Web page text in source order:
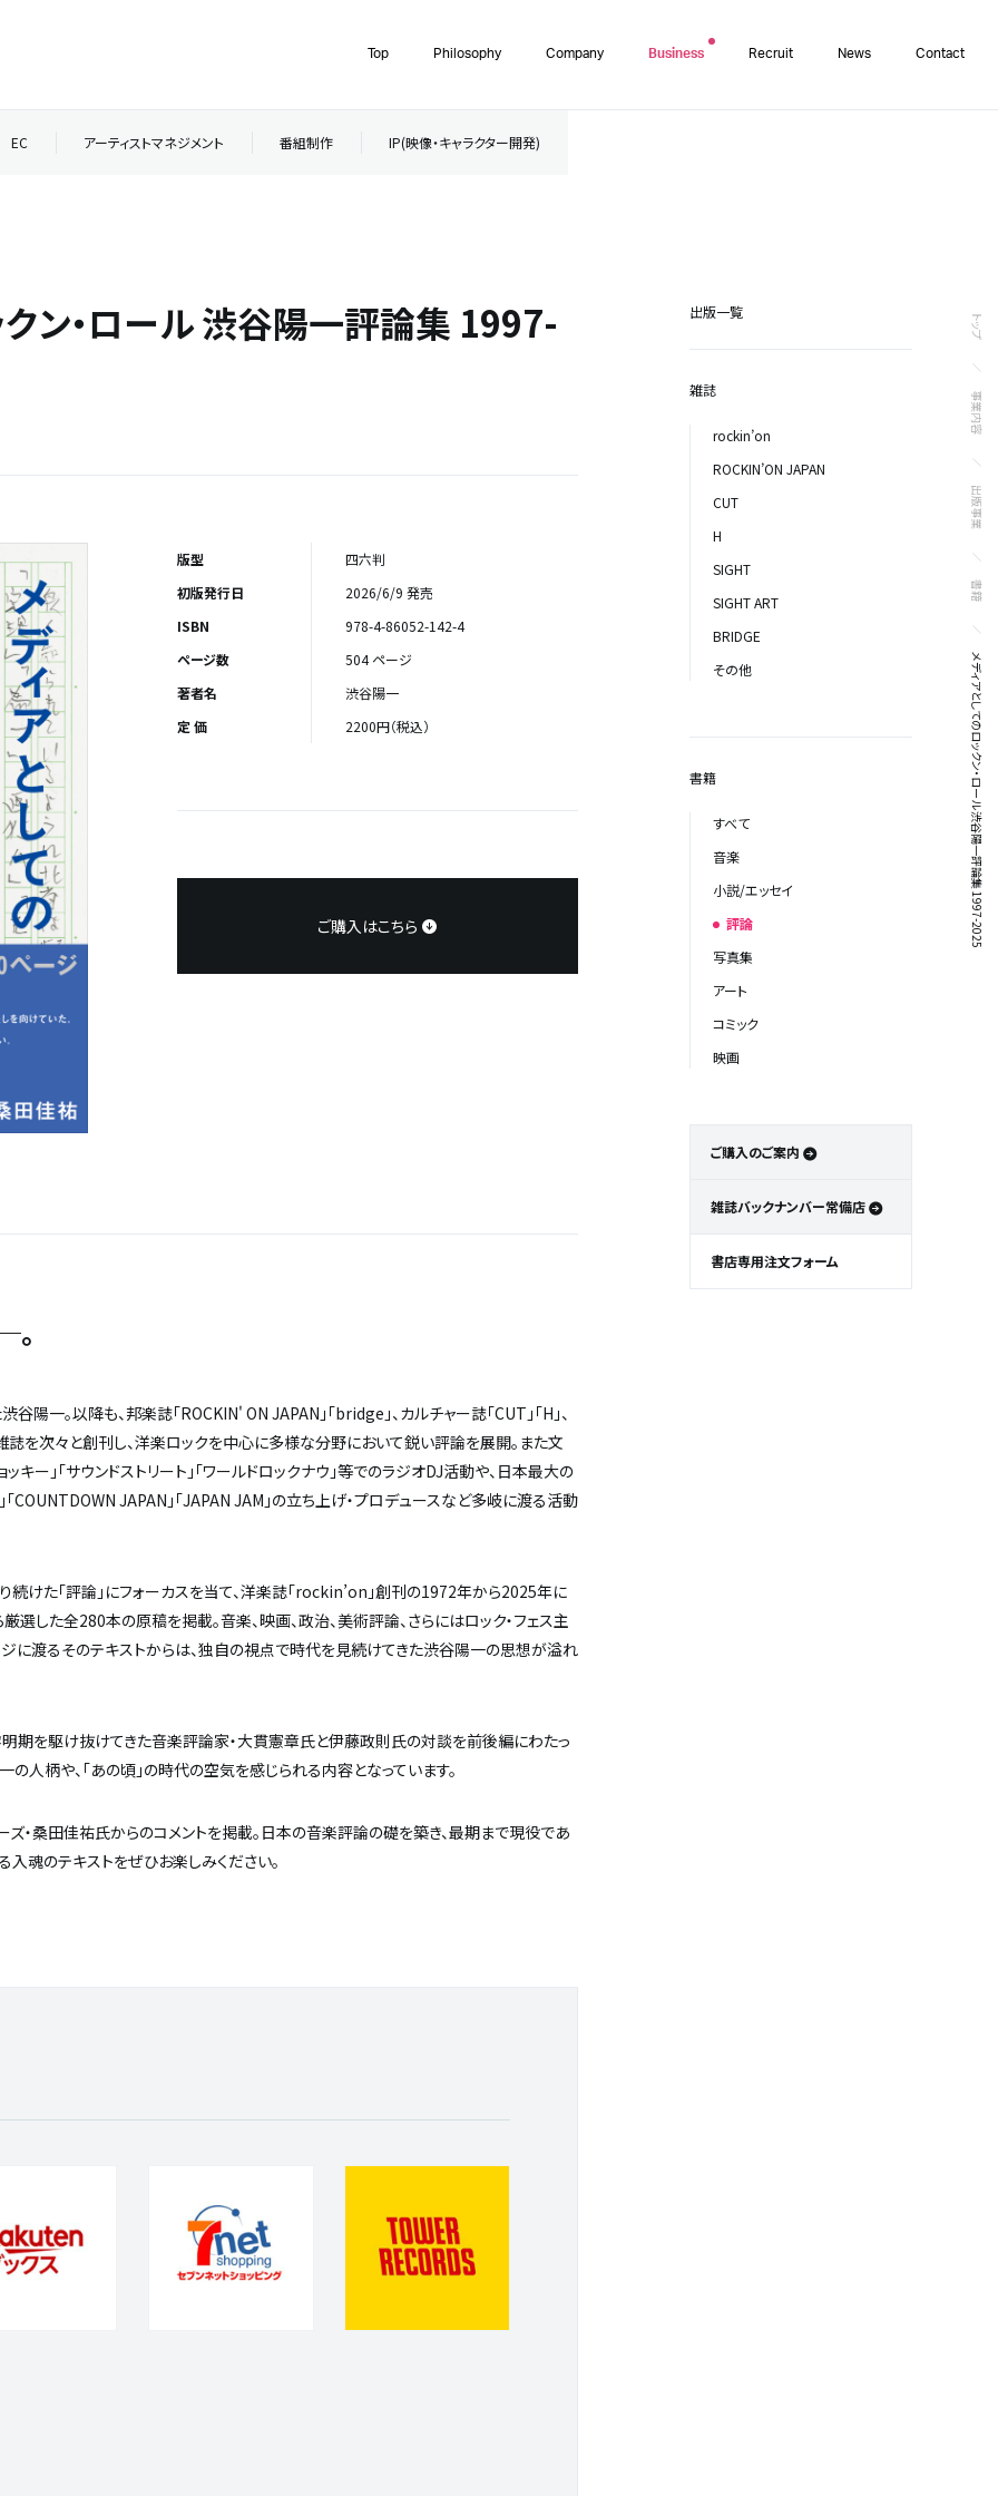
Top Philosophy Company Business Recruit News Contact
トップ
事業内容
出版事業
書籍
メディアとしてのロックン・ロール 渋谷陽一評論集 1997-2025
EC アーティストマネジメント 番組制作 IP(映像・キャラクター開発)
クン・ロール 渋谷陽一評論集 1997-
版型
四六判
初版発行日
2026/6/9 発売
ISBN
978-4-86052-142-4
ページ数
504 ページ
著者名
渋谷陽一
定 価
2200円（税込）
ご購入はこちら
一。以降も、邦楽誌「ROCKIN' ON JAPAN」「bridge」、カルチャー誌「CUT」「H」、
誌を次々と創刊し、洋楽ロックを中心に多様な分野において鋭い評論を展開。また文
キー」「サウンドストリート」「ワールドロックナウ」等でのラジオDJ活動や、日本最大の
COUNTDOWN JAPAN」「JAPAN JAM」の立ち上げ・プロデュースなど多岐に渡る活動
けた「評論」にフォーカスを当て、洋楽誌「rockin’on」創刊の1972年から2025年に
した全280本の原稿を掲載。音楽、映画、政治、美術評論、さらにはロック・フェス主
に渡るそのテキストからは、独自の視点で時代を見続けてきた渋谷陽一の思想が溢れ
期を駆け抜けてきた音楽評論家・大貫憲章氏と伊藤政則氏の対談を前後編にわたっ
人柄や、「あの頃」の時代の空気を感じられる内容となっています。
・桑田佳祐氏からのコメントを掲載。 日本の音楽評論の礎を築き、最期まで現役であ
魂のテキストをぜひお楽しみください。
出版一覧
雑誌
rockin’on
ROCKIN’ON JAPAN
CUT
H
SIGHT
SIGHT ART
BRIDGE
その他
書籍
すべて
音楽
小説/エッセイ
評論
写真集
アート
コミック
映画
ご購入のご案内
雑誌バックナンバー常備店
書店専用注文フォーム